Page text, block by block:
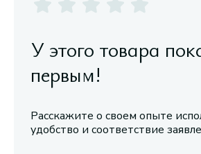
У этого товара
первым!
Расскажите о своем опыте
удобство и соответствие